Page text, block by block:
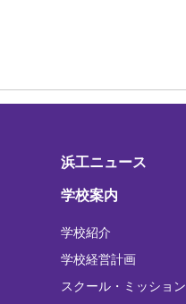
浜工ニュース
学校案内
学校紹介
学校経営計画
スクール・ミッション